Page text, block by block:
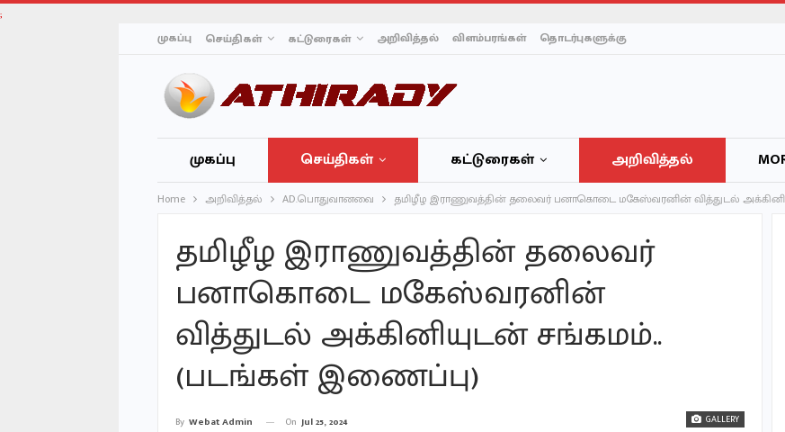
;
முகப்பு செய்திகள் கட்டுரைகள் அறிவித்தல் விளம்பரங்கள் தொடர்புகளுக்கு
முகப்பு செய்திகள் கட்டுரைகள் அறிவித்தல்
Home அறிவித்தல் AD.பொதுவானவை தமிழீழ இராணுவத்தின் தலைவர் பனாகொடை மகேஸ்வரனின் வித்துடல்
தமிழீழ இராணுவத்தின் தலைவர்
பனாகொடை மகேஸ்வரனின்
வித்துடல் அக்கினியுடன் சங்கமம்..
(படங்கள் இணைப்பு)
GALLERY
By Webat Admin On Jul 25, 2024
வைக்கப்படும்…